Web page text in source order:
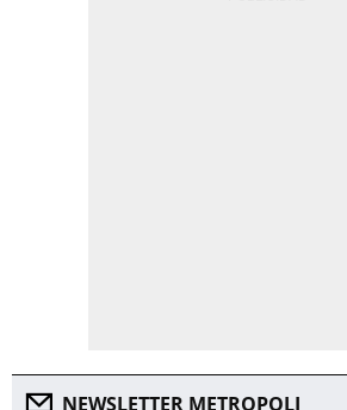
NEWSLETTER METROPOLI